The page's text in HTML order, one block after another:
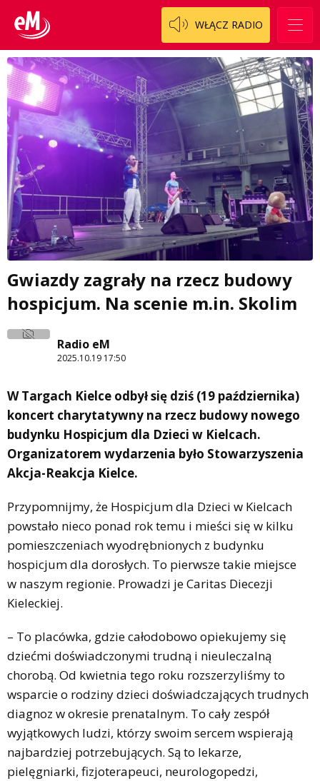
WŁĄCZ RADIO
Gwiazdy zagrały na rzecz budowy
hospicjum. Na scenie m.in. Skolim
Radio eM
2025.10.19 17:50
W Targach Kielce odbył się dziś (19 października)
koncert charytatywny na rzecz budowy nowego
budynku Hospicjum dla Dzieci w Kielcach.
Organizatorem wydarzenia było Stowarzyszenia
Akcja-Reakcja Kielce.
Przypomnijmy, że Hospicjum dla Dzieci w Kielcach
powstało nieco ponad rok temu i mieści się w kilku
pomieszczeniach wyodrębnionych z budynku
hospicjum dla dorosłych. To pierwsze takie miejsce
w naszym regionie. Prowadzi je Caritas Diecezji
Kieleckiej.
– To placówka, gdzie całodobowo opiekujemy się
dziećmi doświadczonymi trudną i nieuleczalną
chorobą. Od kwietnia tego roku rozszerzyliśmy to
wsparcie o rodziny dzieci doświadczających trudnych
diagnoz w okresie prenatalnym. To cały zespół
wyjątkowych ludzi, którzy swoim sercem wspierają
najbardziej potrzebujących. Są to lekarze,
pielęgniarki, fizjoterapeuci, neurologopedzi,